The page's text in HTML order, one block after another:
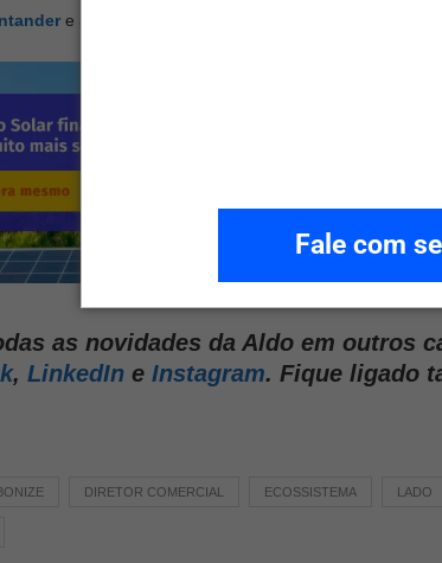
Fale com
e a
as novidades da Aldo em outros
, LinkedIn e Instagram. Fique ligado
DIRETOR COMERCIAL ECOSSISTEMA LADO